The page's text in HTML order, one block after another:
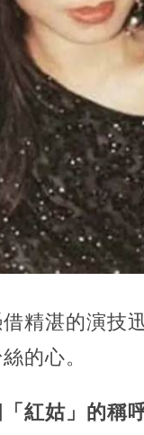
精湛的演技
的心。
紅姑」的稱